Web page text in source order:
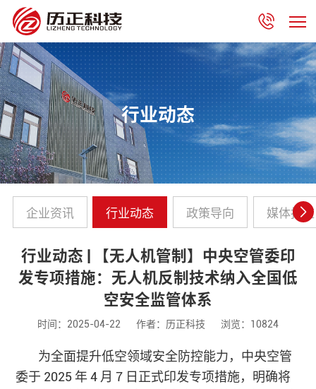
行业动态
企业资讯 行业动态 政策导向 媒体报道
行业动态 | 【无人机管制】中央空管委印
发专项措施：无人机反制技术纳入全国低
空安全监管体系
时间：2025-04-22 作者：历正科技 浏览：10824
为全面提升低空领域安全防控能力，中央空管
委于 2025 年 4 月 7 日正式印发专项措施，明确将